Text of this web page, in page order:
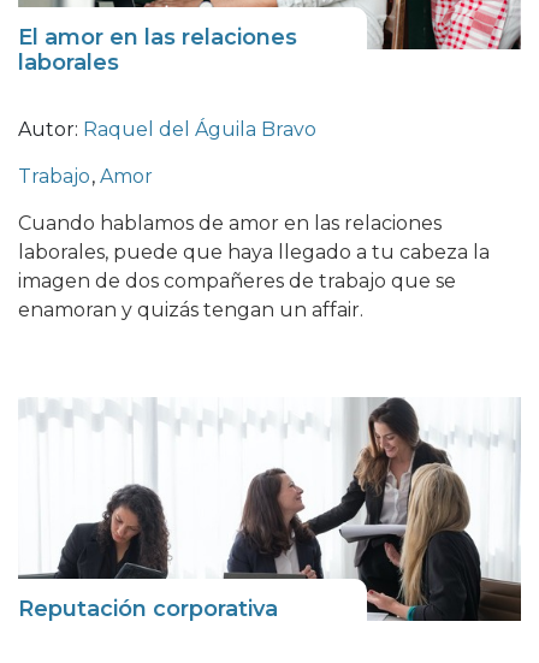
El amor en las relaciones
laborales
Autor: Raquel del Águila Bravo
Trabajo, Amor
Cuando hablamos de amor en las relaciones
laborales, puede que haya llegado a tu cabeza la
imagen de dos compañeres de trabajo que se
enamoran y quizás tengan un affair.
Reputación corporativa